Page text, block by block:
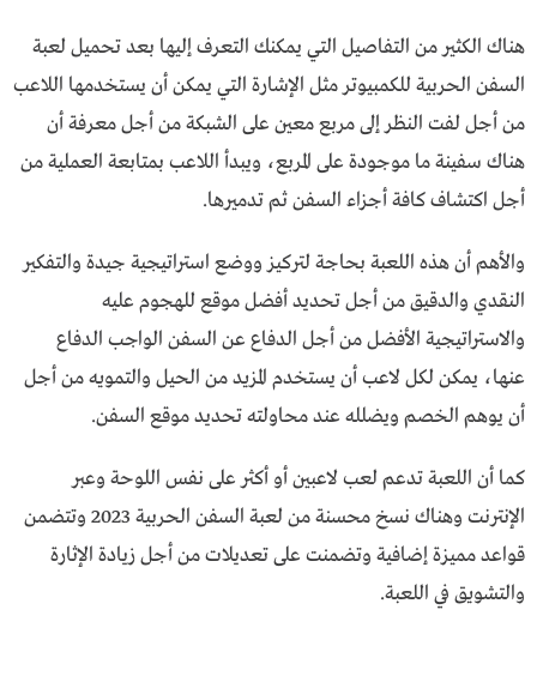
هناك الكثير من التفاصيل التي يمكنك التعرف إليها بعد تحميل لعبة
السفن الحربية للكمبيوتر مثل الإشارة التي يمكن أن يستخدمها اللاعب
من أجل لفت النظر إلى مربع معين على الشبكة من أجل معرفة أن
هناك سفينة ما موجودة على المربع، ويبدأ اللاعب بمتابعة العملية من
أجل اكتشاف كافة أجزاء السفن ثم تدميرها.
والأهم أن هذه اللعبة بحاجة لتركيز ووضع استراتيجية جيدة والتفكير
النقدي والدقيق من أجل تحديد أفضل موقع للهجوم عليه
والاستراتيجية الأفضل من أجل الدفاع عن السفن الواجب الدفاع
عنها، يمكن لكل لاعب أن يستخدم المزيد من الحيل والتمويه من أجل
أن يوهم الخصم ويضلله عند محاولته تحديد موقع السفن.
كما أن اللعبة تدعم لعب لاعبين أو أكثر على نفس اللوحة وعبر
الإنترنت وهناك نسخ محسنة من لعبة السفن الحربية 2023 وتتضمن
قواعد مميزة إضافية وتضمنت على تعديلات من أجل زيادة الإثارة
والتشويق في اللعبة.